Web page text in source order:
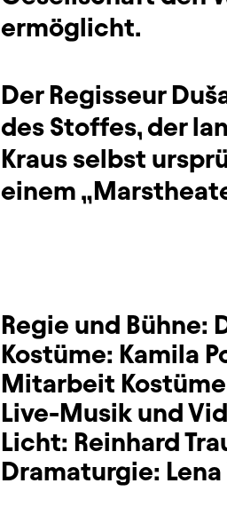
ermöglicht.
Der Regisseur
des Stoffes, der
Kraus selbst
einem
Regie und Bühne:
Kostüme: Kamila
Mitarbeit
Live-Musik und
Licht: Reinhard
Dramaturgie: